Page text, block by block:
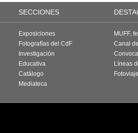
SECCIONES
Exposiciones
Fotografías del CdF
Investigación
Educativa
Catálogo
Mediateca
MUFF,
Canal
Líneas